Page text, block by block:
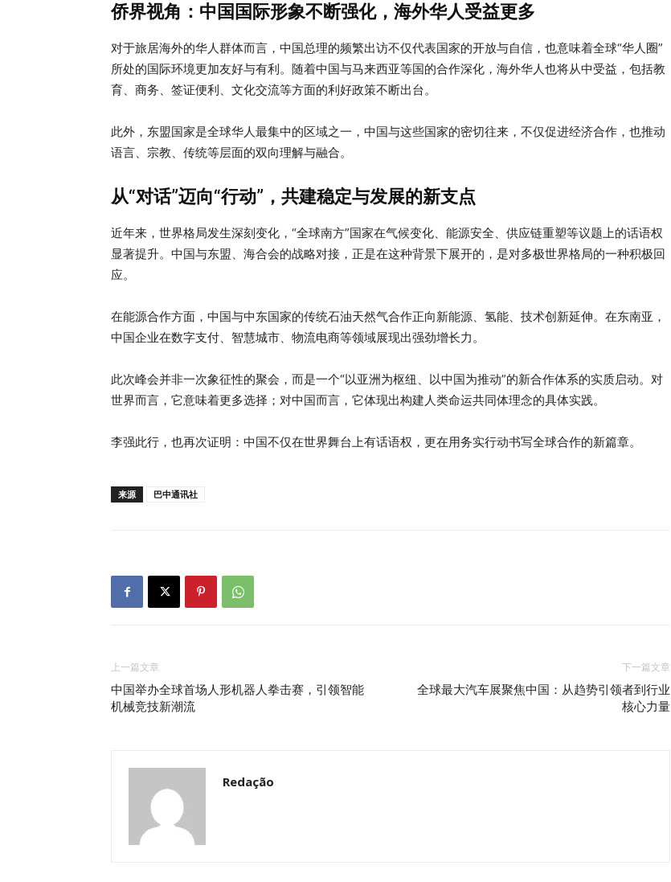
侨界视角：中国国际形象不断强化，海外华人受益更多
对于旅居海外的华人群体而言，中国总理的频繁出访不仅代表国家的开放与自信，也意味着全球“华人圈”
所处的国际环境更加友好与有利。随着中国与马来西亚等国的合作深化，海外华人也将从中受益，包括教
育、商务、签证便利、文化交流等方面的利好政策不断出台。
此外，东盟国家是全球华人最集中的区域之一，中国与这些国家的密切往来，不仅促进经济合作，也推动
语言、宗教、传统等层面的双向理解与融合。
从“对话”迈向“行动”，共建稳定与发展的新支点
近年来，世界格局发生深刻变化，“全球南方”国家在气候变化、能源安全、供应链重塑等议题上的话语权
显著提升。中国与东盟、海合会的战略对接，正是在这种背景下展开的，是对多极世界格局的一种积极回
应。
在能源合作方面，中国与中东国家的传统石油天然气合作正向新能源、氢能、技术创新延伸。在东南亚，
中国企业在数字支付、智慧城市、物流电商等领域展现出强劲增长力。
此次峰会并非一次象征性的聚会，而是一个“以亚洲为枢纽、以中国为推动”的新合作体系的实质启动。对
世界而言，它意味着更多选择；对中国而言，它体现出构建人类命运共同体理念的具体实践。
李强此行，也再次证明：中国不仅在世界舞台上有话语权，更在用务实行动书写全球合作的新篇章。
来源 巴中通讯社
上一篇文章
中国举办全球首场人形机器人拳击赛，引领智能
机械竞技新潮流
下一篇文章
全球最大汽车展聚焦中国：从趋势引领者到行业
核心力量
Redação